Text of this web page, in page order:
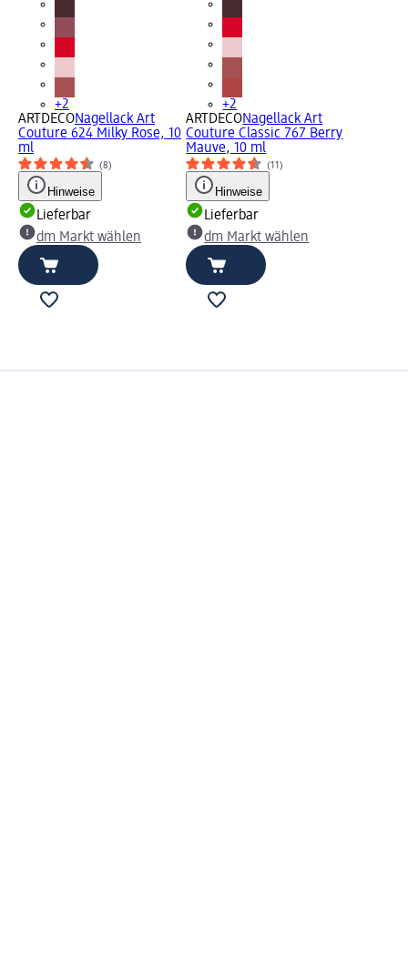
+2
ARTDECONagellack Art
Couture 624 Milky Rose, 10
ml
(8)
Hinweise
Lieferbar
dm Markt wählen
+2
ARTDECONagellack Art
Couture Classic 767 Berry
Mauve, 10 ml
(11)
Hinweise
Lieferbar
dm Markt wählen